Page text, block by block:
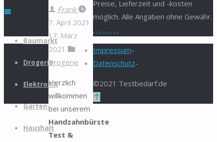
Zum
springen
Baumarkt
Drogerie
Elektronik
Garten
Haushalt
Frank
7. April 2021
17. März
2021
Drogerie
Herzlich
willkommen
bei unserem
Handzahnbürste
Test &
Preise, Lieferzeit und -kosten
möglich. Alle Angaben ohne Gewähr.
. . . . . . . .
Impressum-
Datenschutz-
©2021 Testbedarf.de
Zurück
oben